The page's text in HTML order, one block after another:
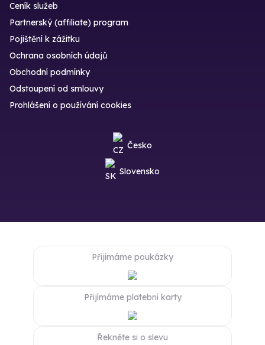
Ceník služeb
Partnerský (affiliate) program
Pojištění k zážitku
Ochrana osobních údajů
Obchodní podmínky
Odstoupení od smlouvy
Prohlášení o používání cookies
Česko
Slovensko
Přijímáme poukázky
Přijímáme platební karty
Řekněte si o slevu